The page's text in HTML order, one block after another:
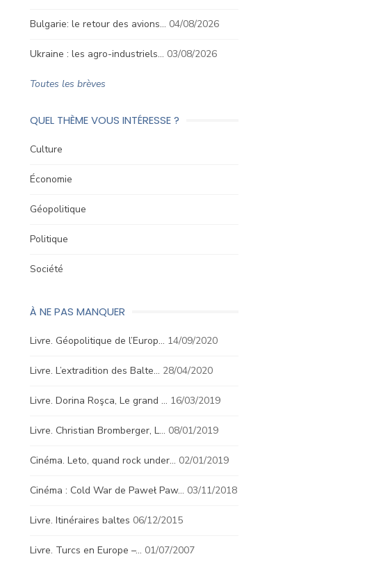
Bulgarie: le retour des avions… 04/08/2026
Ukraine : les agro-industriels… 03/08/2026
Toutes les brèves
QUEL THÈME VOUS INTÉRESSE ?
Culture
Économie
Géopolitique
Politique
Société
À NE PAS MANQUER
Livre. Géopolitique de l’Europ… 14/09/2020
Livre. L’extradition des Balte… 28/04/2020
Livre. Dorina Roşca, Le grand … 16/03/2019
Livre. Christian Bromberger, L… 08/01/2019
Cinéma. Leto, quand rock under… 02/01/2019
Cinéma : Cold War de Paweł Paw… 03/11/2018
Livre. Itinéraires baltes 06/12/2015
Livre. Turcs en Europe –… 01/07/2007